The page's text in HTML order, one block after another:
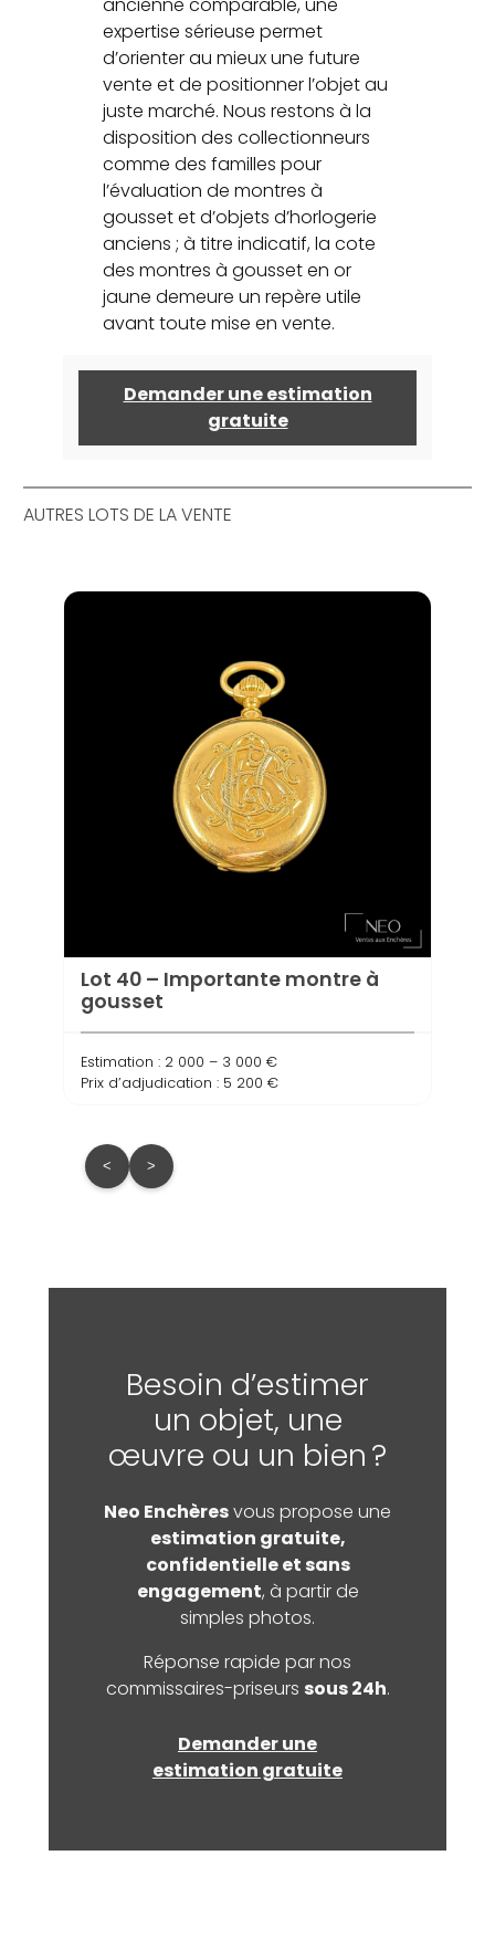
ancienne comparable, une
expertise sérieuse permet
d’orienter au mieux une future
vente et de positionner l’objet au
juste marché. Nous restons à la
disposition des collectionneurs
comme des familles pour
l’évaluation de montres à
gousset et d’objets d’horlogerie
anciens ; à titre indicatif, la cote
des montres à gousset en or
jaune demeure un repère utile
avant toute mise en vente.
Demander une estimation
gratuite
AUTRES LOTS DE LA VENTE
Lot 40 – Importante montre à
gousset
Estimation : 2 000 – 3 000 €
Prix d’adjudication : 5 200 €
< >
Besoin d’estimer
un objet, une
œuvre ou un bien ?
Neo Enchèresvous propose une
estimation gratuite,
confidentielle et sans
engagement, à partir de
simples photos.
Réponse rapide par nos
commissaires-priseurs sous 24h.
Demander une
estimation gratuite